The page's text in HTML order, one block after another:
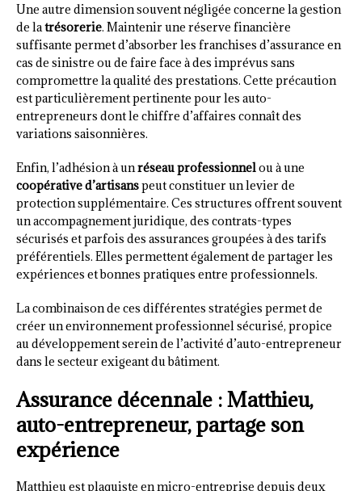
Une autre dimension souvent négligée concerne la gestion
de latrésorerie. Maintenir une réserve financière
suffisante permet d’absorber les franchises d’assurance en
cas de sinistre ou de faire face à des imprévus sans
compromettre la qualité des prestations. Cette précaution
est particulièrement pertinente pour les auto-
entrepreneurs dont le chiffre d’affaires connaît des
variations saisonnières.
Enfin, l’adhésion à unréseau professionnelou à une
coopérative d’artisanspeut constituer un levier de
protection supplémentaire. Ces structures offrent souvent
un accompagnement juridique, des contrats-types
sécurisés et parfois des assurances groupées à des tarifs
préférentiels. Elles permettent également de partager les
expériences et bonnes pratiques entre professionnels.
La combinaison de ces différentes stratégies permet de
créer un environnement professionnel sécurisé, propice
au développement serein de l’activité d’auto-entrepreneur
dans le secteur exigeant du bâtiment.
Assurance décennale : Matthieu,
auto-entrepreneur, partage son
expérience
Matthieu est plaquiste en micro-entreprise depuis deux